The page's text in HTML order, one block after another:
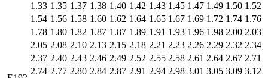
1.52
1.50
1.49
1.47
1.45
1.43
1.42
1.40
1.38
1.37
1.35
1.33
1.76
1.74
1.72
1.69
1.67
1.65
1.64
1.62
1.60
1.58
1.56
1.54
2.03
2.00
1.98
1.96
1.93
1.91
1.89
1.87
1.87
1.82
1.80
1.78
2.34
2.32
2.29
2.26
2.23
2.21
2.18
2.15
2.13
2.10
2.08
2.05
2.71
2.67
2.64
2.61
2.58
2.55
2.52
2.49
2.46
2.43
2.40
2.37
3.12
3.09
3.05
3.01
2.98
2.94
2.91
2.87
2.84
2.80
2.77
2.74